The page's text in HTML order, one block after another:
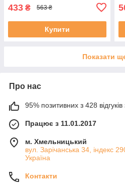
433 ₴ 563 ₴
Купити
Показати
Про нас
95% позитивних з 428 відгуків
Працює з 11.01.2017
м. Хмельницький
вул. Зарічанська 34, індекс
Україна
Контакти